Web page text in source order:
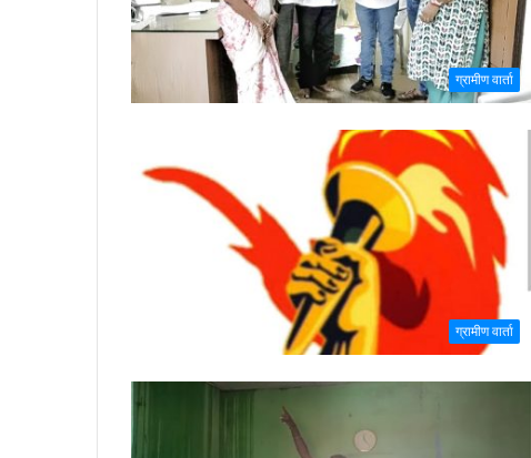
ग्रामीण वार्ता
ग्रामीण वार्ता